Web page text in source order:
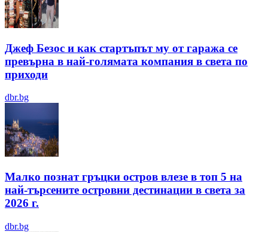
Джеф Безос и как стартъпът му от гаража се
превърна в най-голямата компания в света по
приходи
dbr.bg
Малко познат гръцки остров влезе в топ 5 на
най-търсените островни дестинации в света за
2026 г.
dbr.bg